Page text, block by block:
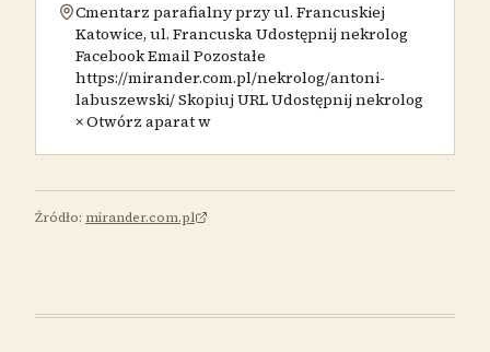
Cmentarz parafialny przy ul. Francuskiej
Katowice, ul. Francuska Udostępnij nekrolog
Facebook Email Pozostałe
https://mirander.com.pl/nekrolog/antoni-
labuszewski/ Skopiuj URL Udostępnij nekrolog
× Otwórz aparat w
Źródło: mirander.com.pl